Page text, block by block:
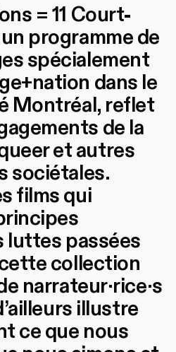
= 11 Court-
programme de
spécialement
dans le
Montréal, reflet
de la
et autres
sociétales.
films qui
luttes passées
collection
narrateur·rice·s
illustre
ce que nous